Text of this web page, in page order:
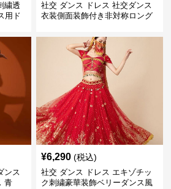
繍透
用ド
社交 ダンス ドレス 社交ダンス
衣装側面装飾付き非対称ロング
ンス
青
¥6,290 (税込)
社交 ダンス ドレス エキゾチッ
ク刺繍豪華装飾ベリーダンス風